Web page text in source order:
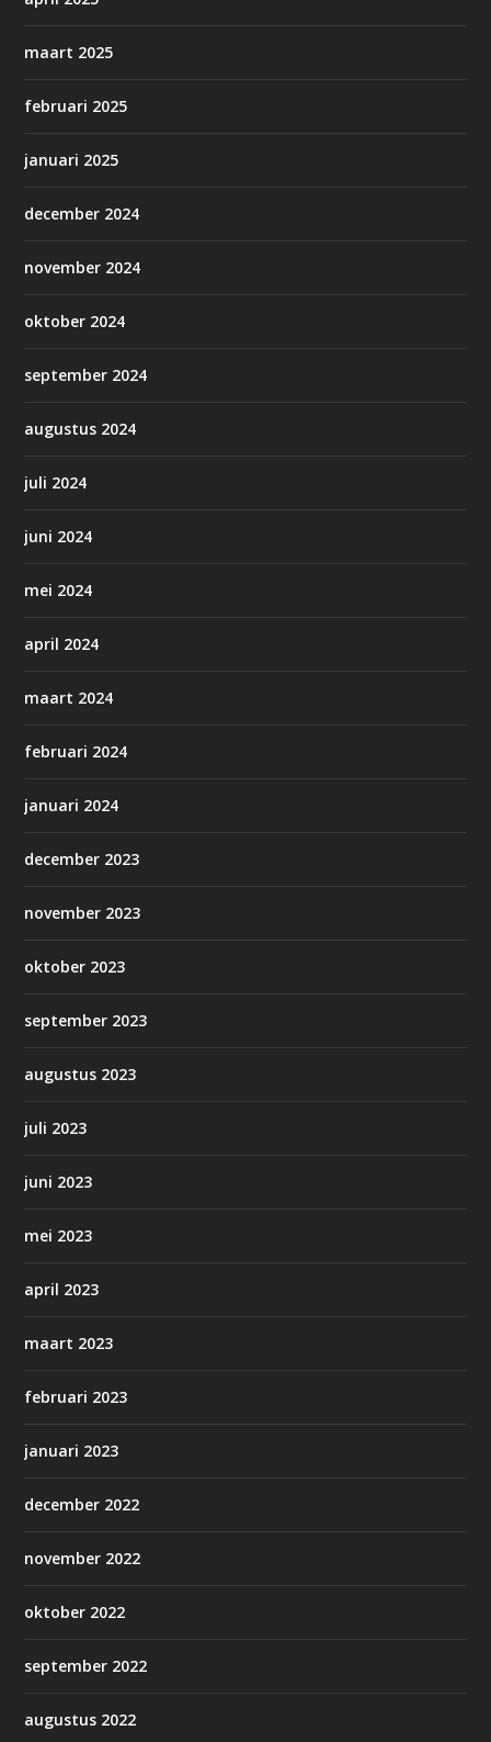
maart 2025
februari 2025
januari 2025
december 2024
november 2024
oktober 2024
september 2024
augustus 2024
juli 2024
juni 2024
mei 2024
april 2024
maart 2024
februari 2024
januari 2024
december 2023
november 2023
oktober 2023
september 2023
augustus 2023
juli 2023
juni 2023
mei 2023
april 2023
maart 2023
februari 2023
januari 2023
december 2022
november 2022
oktober 2022
september 2022
augustus 2022